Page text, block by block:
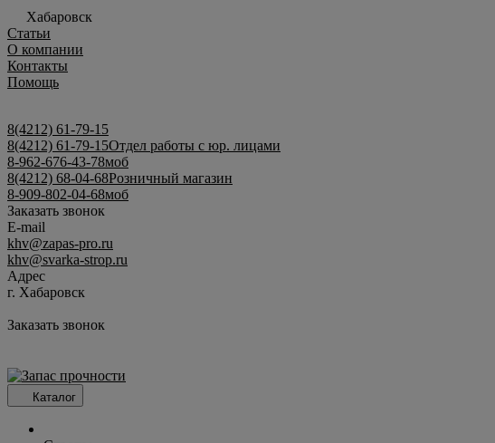
Хабаровск
Статьи
О компании
Контакты
Помощь
8(4212) 61-79-15
8(4212) 61-79-15Отдел работы с юр. лицами
8-962-676-43-78моб
8(4212) 68-04-68Розничный магазин
8-909-802-04-68моб
Заказать звонок
E-mail
khv@zapas-pro.ru
khv@svarka-strop.ru
Адрес
г. Хабаровск
Заказать звонок
Каталог